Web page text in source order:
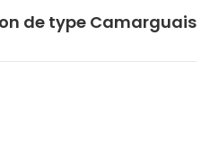
de type Camarguais